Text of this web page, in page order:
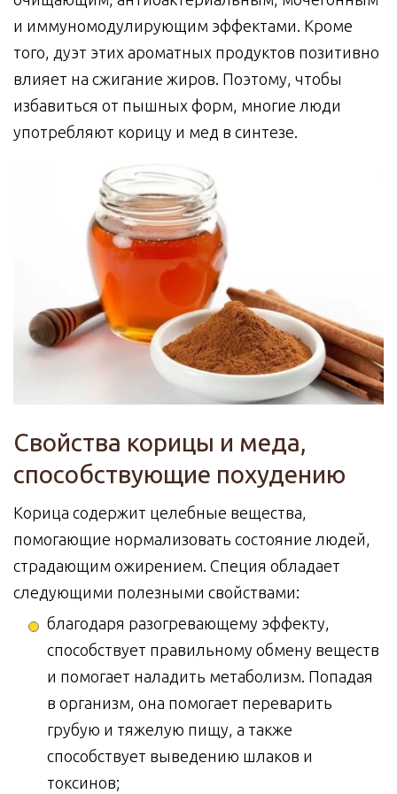
и иммуномодулирующим эффектами. Кроме
того, дуэт этих ароматных продуктов позитивно
влияет на сжигание жиров. Поэтому, чтобы
избавиться от пышных форм, многие люди
употребляют корицу и мед в синтезе.
Свойства корицы и меда,
способствующие похудению
Корица содержит целебные вещества,
помогающие нормализовать состояние людей,
страдающим ожирением. Специя обладает
следующими полезными свойствами:
благодаря разогревающему эффекту,
способствует правильному обмену веществ
и помогает наладить метаболизм. Попадая
в организм, она помогает переварить
грубую и тяжелую пищу, а также
способствует выведению шлаков и
токсинов;